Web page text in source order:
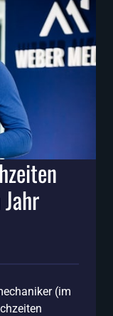
(im